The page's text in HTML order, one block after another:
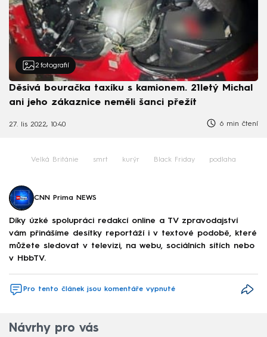
2 fotografií
Děsivá bouračka taxíku s kamionem. 21letý Michal
ani jeho zákaznice neměli šanci přežít
27. lis 2022, 10:40 6 min čtení
Velká Británie smrt kurýr Black Friday podlaha
CNN Prima NEWS
Díky úzké spolupráci redakcí online a TV zpravodajství
vám přinášíme desítky reportáží i v textové podobě, které
můžete sledovat v televizi, na webu, sociálních sítích nebo
v HbbTV.
Pro tento článek jsou komentáře vypnuté
Návrhy pro vás